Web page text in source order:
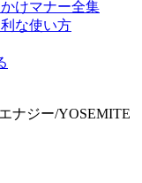
けマナー全集
な使い方
ナジー/YOSEMITE